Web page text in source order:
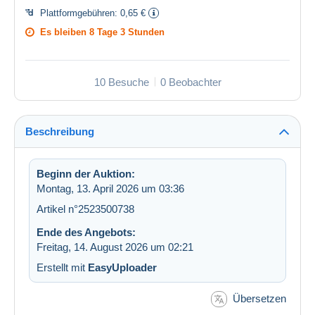
Plattformgebühren: 0,65 €
Es bleiben 8 Tage 3 Stunden
10 Besuche 0 Beobachter
Beschreibung
Beginn der Auktion:
Montag, 13. April 2026 um 03:36
Artikel n°2523500738
Ende des Angebots:
Freitag, 14. August 2026 um 02:21
Erstellt mit EasyUploader
Übersetzen